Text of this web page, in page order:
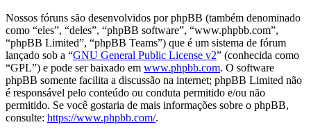
Nossos fóruns são desenvolvidos por phpBB (também denominado
como “eles”, “deles”, “phpBB software”, “www.phpbb.com”,
“phpBB Limited”, “phpBB Teams”) que é um sistema de fórum
lançado sob a “GNU General Public License v2” (conhecida como
“GPL”) e pode ser baixado em www.phpbb.com. O software
phpBB somente facilita a discussão na internet; phpBB Limited não
é responsável pelo conteúdo ou conduta permitido e/ou não
permitido. Se você gostaria de mais informações sobre o phpBB,
consulte: https://www.phpbb.com/.